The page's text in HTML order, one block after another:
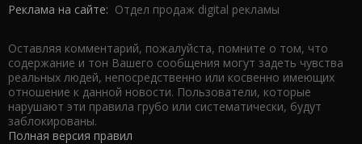
Реклама на сайте: Отдел продаж digital рекламы
Оставляя комментарий, пожалуйста, помните о том, что
содержание и тон Вашего сообщения могут задеть чувства
реальных людей, непосредственно или косвенно имеющих
отношение к данной новости. Пользователи, которые
нарушают эти правила грубо или систематически, будут
заблокированы.
Полная версия правил